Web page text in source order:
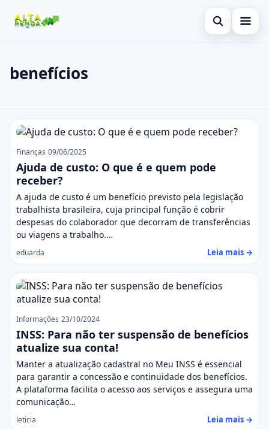
Abrir busca
Conta Digital
Empréstimo
Imóvel
Legal
Pressione Enter para buscar ou ESC para fechar.
benefícios
benefícios
Finanças 09/06/2025
Ajuda de custo: O que é e quem pode
receber?
A ajuda de custo é um benefício previsto pela legislação
trabalhista brasileira, cuja principal função é cobrir
despesas do colaborador que decorram de transferências
ou viagens a trabalho.…
eduarda Leia mais →
Informações 23/10/2024
INSS: Para não ter suspensão de benefícios
atualize sua conta!
Manter a atualização cadastral no Meu INSS é essencial
para garantir a concessão e continuidade dos benefícios.
A plataforma facilita o acesso aos serviços e assegura uma
comunicação…
leticia Leia mais →